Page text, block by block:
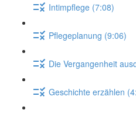
Intimpflege (7:08)
Pflegeplanung (9:06)
Die Vergangenheit
Geschichte erzählen